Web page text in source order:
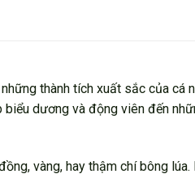
thành tích xuất sắc của cá
dương và động viên đến
vàng, hay thậm chí bông